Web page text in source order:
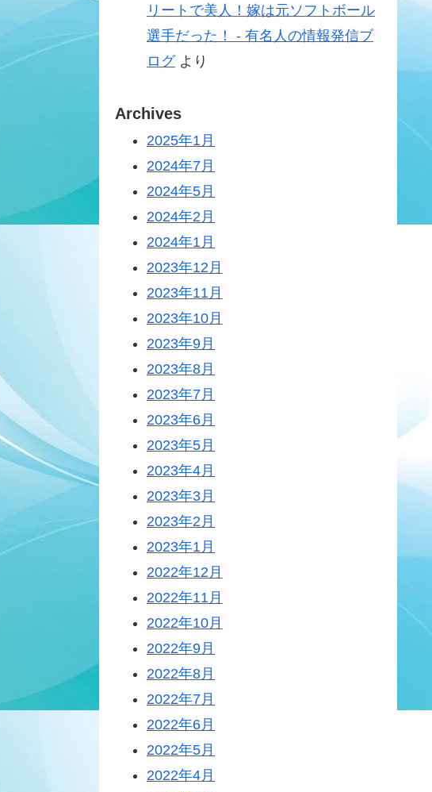
リートで美人！嫁は元ソフトボール
選手だった！ - 有名人の情報発信ブ
ログより
Archives
2025年1月
2024年7月
2024年5月
2024年2月
2024年1月
2023年12月
2023年11月
2023年10月
2023年9月
2023年8月
2023年7月
2023年6月
2023年5月
2023年4月
2023年3月
2023年2月
2023年1月
2022年12月
2022年11月
2022年10月
2022年9月
2022年8月
2022年7月
2022年6月
2022年5月
2022年4月